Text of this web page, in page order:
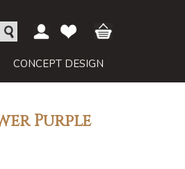
CONCEPT DESIGN
Purple